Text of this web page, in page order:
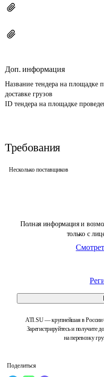
Полная информация и
только с
ATI.SU — крупнейшая в России
Зарегистрируйтесь и получите
на перевозку
Поделиться
Доп. информация
Название тендера на площадке
доставке грузов
ID тендера на площадке
Требования
Несколько поставщиков